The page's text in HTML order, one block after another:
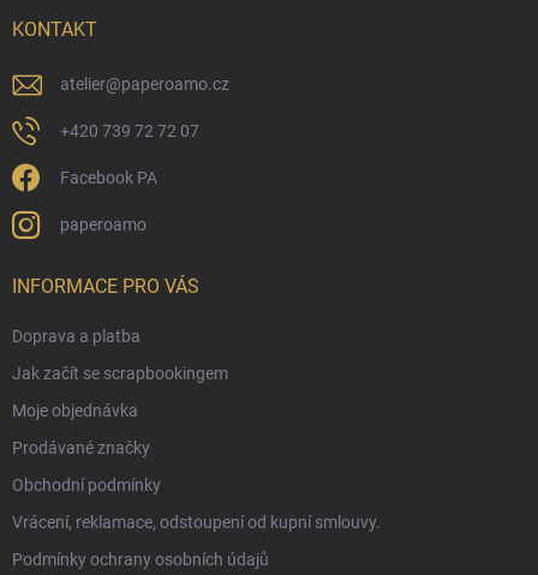
KONTAKT
atelier@paperoamo.cz
+420 739 72 72 07
Facebook PA
paperoamo
INFORMACE PRO VÁS
Doprava a platba
Jak začít se scrapbookingem
Moje objednávka
Prodávané značky
Obchodní podmínky
Vrácení, reklamace, odstoupení od kupní smlouvy.
Podmínky ochrany osobních údajů